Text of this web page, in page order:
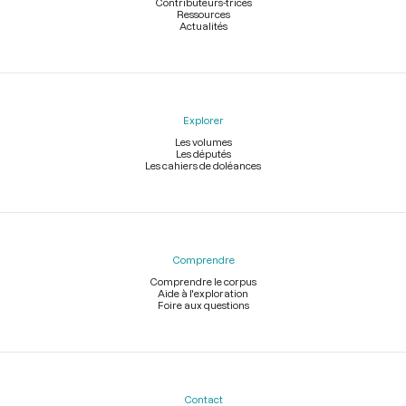
Ressources
Actualités
Explorer
Les volumes
Les députés
Les cahiers de doléances
Comprendre
Comprendre le corpus
Aide à l'exploration
Foire aux questions
Contact